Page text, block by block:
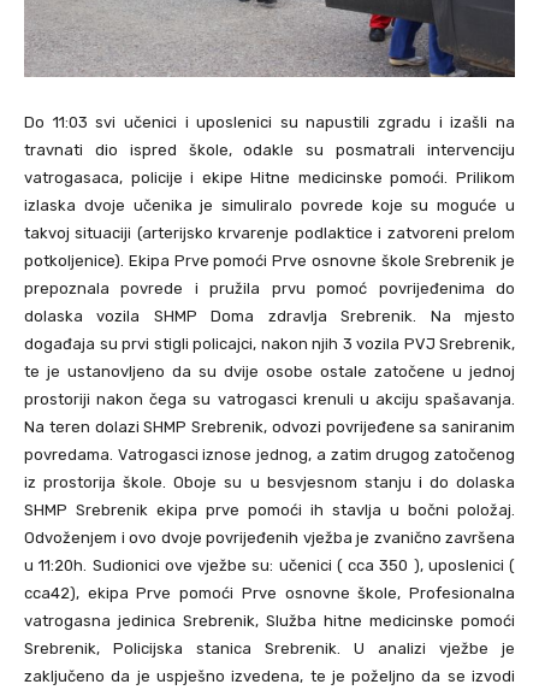
Do 11:03 svi učenici i uposlenici su napustili zgradu i izašli na
travnati dio ispred škole, odakle su posmatrali intervenciju
vatrogasaca, policije i ekipe Hitne medicinske pomoći. Prilikom
izlaska dvoje učenika je simuliralo povrede koje su moguće u
takvoj situaciji (arterijsko krvarenje podlaktice i zatvoreni prelom
potkoljenice). Ekipa Prve pomoći Prve osnovne škole Srebrenik je
prepoznala povrede i pružila prvu pomoć povrijeđenima do
dolaska vozila SHMP Doma zdravlja Srebrenik. Na mjesto
događaja su prvi stigli policajci, nakon njih 3 vozila PVJ Srebrenik,
te je ustanovljeno da su dvije osobe ostale zatočene u jednoj
prostoriji nakon čega su vatrogasci krenuli u akciju spašavanja.
Na teren dolazi SHMP Srebrenik, odvozi povrijeđene sa saniranim
povredama. Vatrogasci iznose jednog, a zatim drugog zatočenog
iz prostorija škole. Oboje su u besvjesnom stanju i do dolaska
SHMP Srebrenik ekipa prve pomoći ih stavlja u bočni položaj.
Odvoženjem i ovo dvoje povrijeđenih vježba je zvanično završena
u 11:20h. Sudionici ove vježbe su: učenici ( cca 350 ), uposlenici (
cca42), ekipa Prve pomoći Prve osnovne škole, Profesionalna
vatrogasna jedinica Srebrenik, Služba hitne medicinske pomoći
Srebrenik, Policijska stanica Srebrenik. U analizi vježbe je
zaključeno da je uspješno izvedena, te je poželjno da se izvodi